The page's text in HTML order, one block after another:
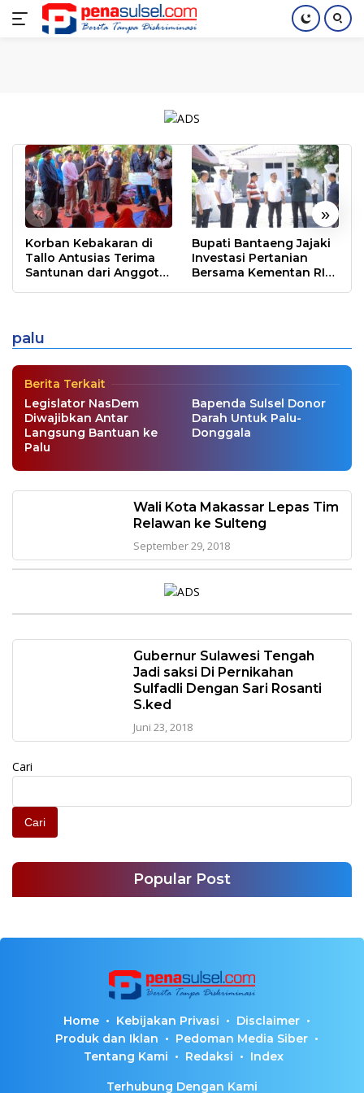
Langsung
Home Nasional Pendidikan Index
« »
Korban Kebakaran di
Tallo Antusias Terima
Santunan dari Anggota
Bupati Bantaeng Jajaki
Investasi Pertanian
Bersama Kementan RI
palu
MAKASSAR|Oktober 11, 2018
Berita Terkait
Legislator NasDem
Diwajibkan Antar
Langsung Bantuan ke
Palu
Bapenda Sulsel Donor
Darah Untuk Palu-
Donggala
Wali Kota Makassar Lepas Tim
Relawan ke Sulteng
September 29, 2018
Gubernur Sulawesi Tengah
Jadi saksi Di Pernikahan
Sulfadli Dengan Sari Rosanti
S.ked
Juni 23, 2018
Cari
Cari
Popular Post
Home Kebijakan Privasi
Disclaimer
Produk dan Iklan
Pedoman Media Siber
Tentang Kami
Redaksi Index
Terhubung Dengan Kami